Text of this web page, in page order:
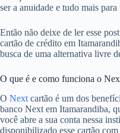
ser a anuidade e tudo mais
Então não deixe de ler esse
cartão de crédito em
busca de uma alternativa livre
O que é e como funciona o
O Next cartão é um dos
banco Next em Itamarandiba,
você abre a sua conta nessa
disponibilizado esse cartão